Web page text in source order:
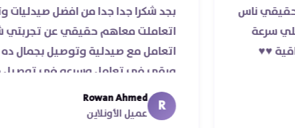
معاها حقيقي ناس
ليكم أوي علي سرعة
وعلي المصداقية ♥️♥️‏
بجد شكرا جدا جدا من
اتعاملت معاهم
اتعامل مع صيدلية
ورقي في تعامل
من يومين من
R